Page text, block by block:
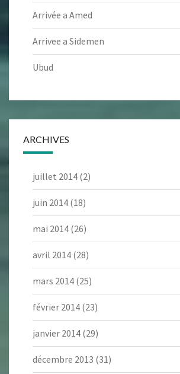
Arrivée a Amed
Arrivee a Sidemen
Ubud
ARCHIVES
juillet 2014 (2)
juin 2014 (18)
mai 2014 (26)
avril 2014 (28)
mars 2014 (25)
février 2014 (23)
janvier 2014 (29)
décembre 2013 (31)